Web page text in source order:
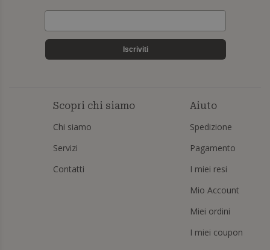
Iscriviti
Scopri chi siamo
Chi siamo
Servizi
Contatti
Aiuto
Spedizione
Pagamento
I miei resi
Mio Account
Miei ordini
I miei coupon